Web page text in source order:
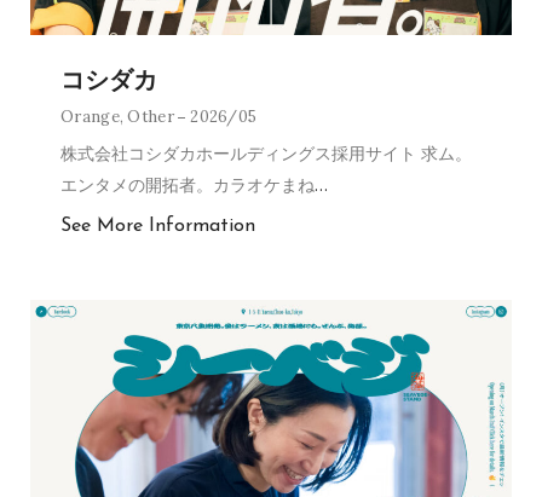
コシダカ
Orange,Other 2026/05
株式会社コシダカホールディングス採用サイト 求ム。
エンタメの開拓者。カラオケまね…
See More Information